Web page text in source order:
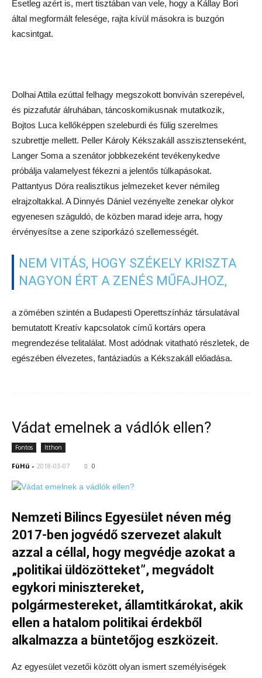
Esetleg azért is, mert tisztában van vele, hogy a Kállay Bori
által megformált felesége, rajta kívül másokra is buzgón
kacsintgat.
Dolhai Attila ezúttal felhagy megszokott bonviván szerepével,
és pizzafutár álruhában, táncoskomikusnak mutatkozik,
Bojtos Luca kellőképpen szeleburdi és fülig szerelmes
szubrettje mellett. Peller Károly Kékszakáll asszisztenseként,
Langer Soma a szenátor jobbkezeként tevékenykedve
próbálja valamelyest fékezni a jelentős túlkapásokat.
Pattantyus Dóra realisztikus jelmezeket kever némileg
elrajzoltakkal. A Dinnyés Dániel vezényelte zenekar olykor
egyenesen száguldó, de közben marad ideje arra, hogy
érvényesítse a zene sziporkázó szellemességét.
NEM VITÁS, HOGY SZÉKELY KRISZTA
NAGYON ÉRT A ZENÉS MŰFAJHOZ,
a zömében szintén a Budapesti Operettszínház társulatával
bemutatott Kreatív kapcsolatok című kortárs opera
megrendezése telitalálat. Most adódnak vitatható részletek, de
egészében élvezetes, fantáziadús a Kékszakáll előadása.
Vádat emelnek a vádlók ellen?
Fontos Itthon
FüHü - 2018-03-07 0
Nemzeti Bilincs Egyesület néven még
2017-ben jogvédő szervezet alakult
azzal a céllal, hogy megvédje azokat a
„politikai üldözötteket”, megvádolt
egykori minisztereket,
polgármestereket, államtitkárokat, akik
ellen a hatalom politikai érdekből
alkalmazza a büntetőjog eszközeit.
Az egyesület vezetői között olyan ismert személyiségek